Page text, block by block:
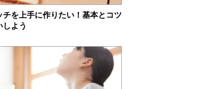
チを上手に作りたい！基本とコツ
しよう